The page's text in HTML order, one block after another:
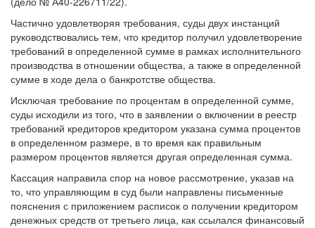
Частично удовлетворяя требования, суды двух инстанций
руководствовались тем, что кредитор получил удовлетворение
требований в определенной сумме в рамках исполнительного
производства в отношении общества, а также в определенной
сумме в ходе дела о банкротстве общества.
Исключая требование по процентам в определенной сумме,
суды исходили из того, что в заявлении о включении в реестр
требований кредиторов кредитором указана сумма процентов
в определенном размере, в то время как правильным
размером процентов является другая определенная сумма.
Кассация направила спор на новое рассмотрение, указав на
то, что управляющим в суд были направлены письменные
пояснения с приложением расписок о получении кредитором
денежных средств от третьего лица, как ссылался финансовый
управляющий на сумму от различных дат.